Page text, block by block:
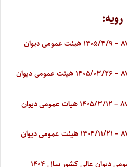
رای وحدت رویه شماره ۸۷۹ – ۱۴۰۵/۴/۹ هیئت عمومی دیوان
رای وحدت رویه شماره ۸۷۸ – ۱۴۰۵/۰۳/۲۶ هیئت عمومی دیوان
رای وحدت رویه شماره ۸۷۷ – ۱۴۰۵/۳/۱۲ هیات عمومی دیوان
رای وحدت رویه شماره ۸۷۶ – ۱۴۰۴/۱۱/۲۱ هیئت عمومی دیوان
دیوان عالی کشور سال ۱۴۰۴